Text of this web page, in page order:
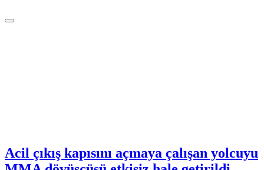
Acil çıkış kapısını açmaya çalışan yolcuyu